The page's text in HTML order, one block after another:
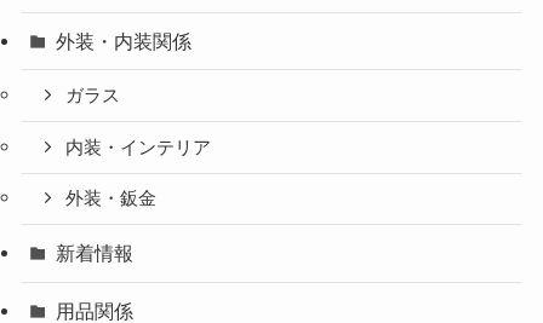
外装・内装関係
ガラス
内装・インテリア
外装・鈑金
新着情報
用品関係